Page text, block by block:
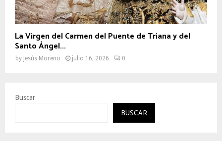
La Virgen del Carmen del Puente de Triana y del
Santo Ángel...
by Jesús Moreno julio 16, 2026 0
Buscar
BUSCAR